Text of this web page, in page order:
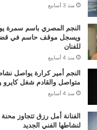
منذ 3 أسابيع
النجم المصري باسم سمرة
ويسجل موقف حاسم في قضية
للفنان
منذ 4 أسابيع
النجم أمير كرارة يواصل
متواصل والقادم شغل
منذ 4 أسابيع
الفنانة أمل رزق تتجاوز
لنشاطها الفني الجديد